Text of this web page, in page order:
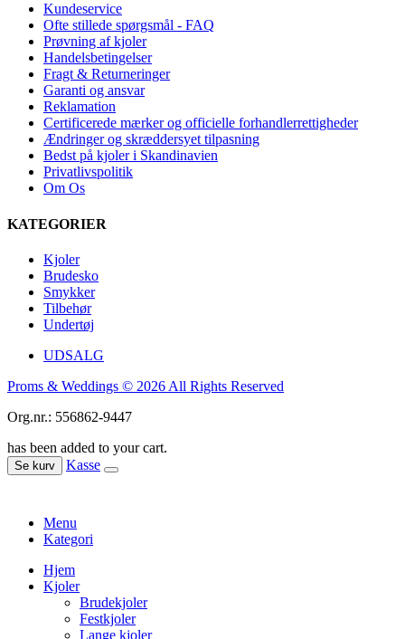
Kundeservice
Ofte stillede spørgsmål - FAQ
Prøvning af kjoler
Handelsbetingelser
Fragt & Returneringer
Garanti og ansvar
Reklamation
Certificerede mærker og officielle forhandlerrettigheder
Ændringer og skræddersyet tilpasning
Bedst på kjoler i Skandinavien
Privatlivspolitik
Om Os
KATEGORIER
Kjoler
Brudesko
Smykker
Tilbehør
Undertøj
UDSALG
Proms & Weddings © 2026 All Rights Reserved
Org.nr.: 556862-9447
has been added to your cart.
Se kurv Kasse
Menu
Kategori
Hjem
Kjoler
Brudekjoler
Festkjoler
Lange kjoler